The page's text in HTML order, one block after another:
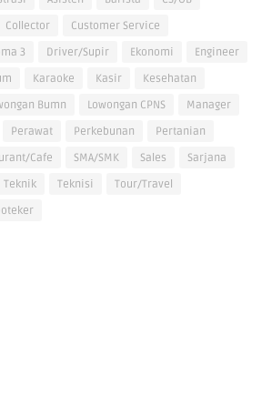
Collector
Customer Service
3 Driver/Supir Ekonomi
Engineer
Karaoke Kasir
Kesehatan
Bumn Lowongan CPNS
Manager
Perawat Perkebunan
Pertanian
Cafe SMA/SMK Sales
Sarjana
Teknik Teknisi
Tour/Travel